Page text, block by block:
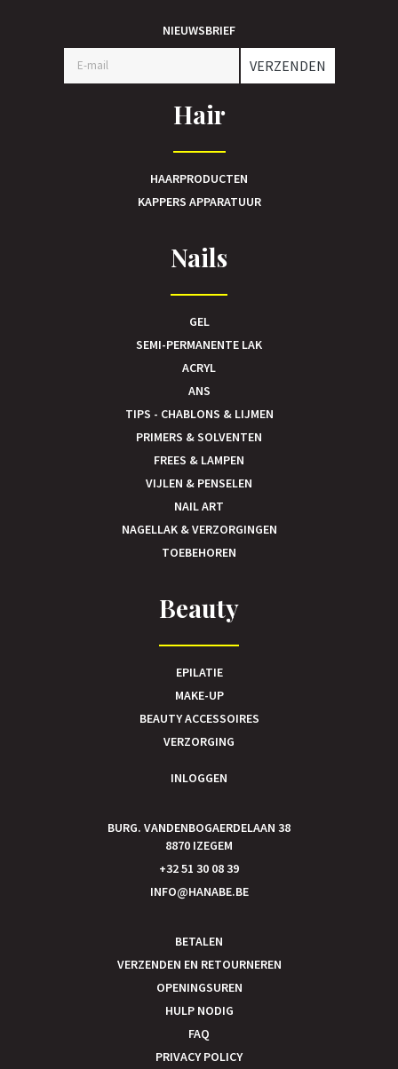
NIEUWSBRIEF
VERZENDEN
Hair
HAARPRODUCTEN
KAPPERS APPARATUUR
Nails
GEL
SEMI-PERMANENTE LAK
ACRYL
ANS
TIPS - CHABLONS & LIJMEN
PRIMERS & SOLVENTEN
FREES & LAMPEN
VIJLEN & PENSELEN
NAIL ART
NAGELLAK & VERZORGINGEN
TOEBEHOREN
Beauty
EPILATIE
MAKE-UP
BEAUTY ACCESSOIRES
VERZORGING
INLOGGEN
BURG. VANDENBOGAERDELAAN 38
8870 IZEGEM
+32 51 30 08 39
INFO@HANABE.BE
BETALEN
VERZENDEN EN RETOURNEREN
OPENINGSUREN
HULP NODIG
FAQ
PRIVACY POLICY